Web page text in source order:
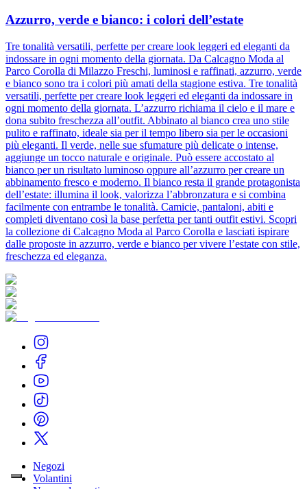
Azzurro, verde e bianco: i colori dell’estate
Tre tonalità versatili, perfette per creare look leggeri ed eleganti da
indossare in ogni momento della giornata. Da Calcagno Moda al
Parco Corolla di Milazzo Freschi, luminosi e raffinati, azzurro, verde
e bianco sono tra i colori più amati della stagione estiva. Tre tonalità
versatili, perfette per creare look leggeri ed eleganti da indossare in
ogni momento della giornata. L’azzurro richiama il cielo e il mare e
dona subito freschezza all’outfit. Abbinato al bianco crea uno stile
pulito e raffinato, ideale sia per il tempo libero sia per le occasioni
più eleganti. Il verde, nelle sue sfumature più delicate o intense,
aggiunge un tocco naturale e originale. Può essere accostato al
bianco per un risultato luminoso oppure all’azzurro per creare un
abbinamento fresco e moderno. Il bianco resta il grande protagonista
dell’estate: illumina il look, valorizza l’abbronzatura e si combina
facilmente con entrambe le tonalità. Camicie, pantaloni, abiti e
completi diventano così la base perfetta per tanti outfit estivi. Scopri
la collezione di Calcagno Moda al Parco Corolla e lasciati ispirare
dalle proposte in azzurro, verde e bianco per vivere l’estate con stile,
freschezza ed eleganza.
Negozi
Volantini